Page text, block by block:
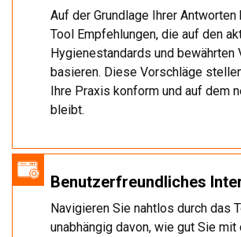
Auf der Grundlage Ihrer
Tool Empfehlungen, die auf den
Hygienestandards und bewährten
basieren. Diese Vorschläge
Ihre Praxis konform und auf dem
bleibt.
Benutzerfreundliches
Navigieren Sie nahtlos durch das
unabhängig davon, wie gut Sie mit